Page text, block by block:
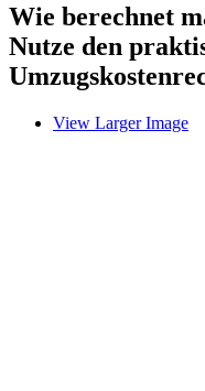
Wie berechnet
Nutze den
View Larger Image